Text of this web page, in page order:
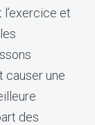
et
causer une
des